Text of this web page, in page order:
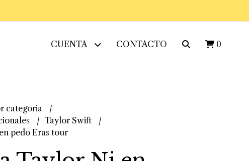
CUENTA CONTACTO 0
categoria
Taylor Swift
pedo Eras tour